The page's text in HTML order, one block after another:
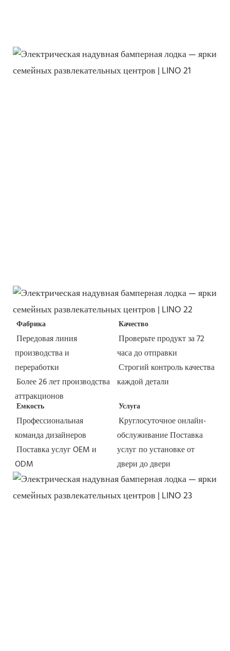
Фабрика
Передовая линия
производства и
переработки
Более 26 лет производства
аттракционов
Качество
Проверьте продукт за 72
часа до отправки
Строгий контроль качества
каждой детали
Емкость
Профессиональная
команда дизайнеров
Поставка услуг OEM и
ODM
Услуга
Круглосуточное онлайн-
обслуживаниеПоставка
услуг по установке от
двери до двери